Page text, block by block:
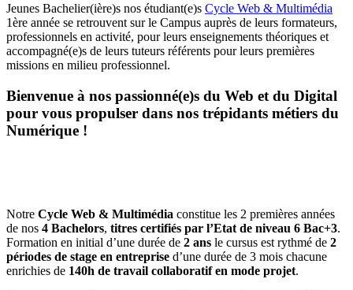
Jeunes Bachelier(ière)s nos étudiant(e)s Cycle Web & Multimédia
1ère année se retrouvent sur le Campus auprès de leurs formateurs,
professionnels en activité, pour leurs enseignements théoriques et
accompagné(e)s de leurs tuteurs référents pour leurs premières
missions en milieu professionnel.
Bienvenue à nos passionné(e)s du Web et du Digital
pour vous propulser dans nos trépidants métiers du
Numérique !
Notre Cycle Web & Multimédia constitue les 2 premières années
de nos 4 Bachelors, titres certifiés par l’Etat de niveau 6 Bac+3.
Formation en initial d’une durée de 2 ans le cursus est rythmé de 2
périodes de stage en entreprise d’une durée de 3 mois chacune
enrichies de 140h de travail collaboratif en mode projet.